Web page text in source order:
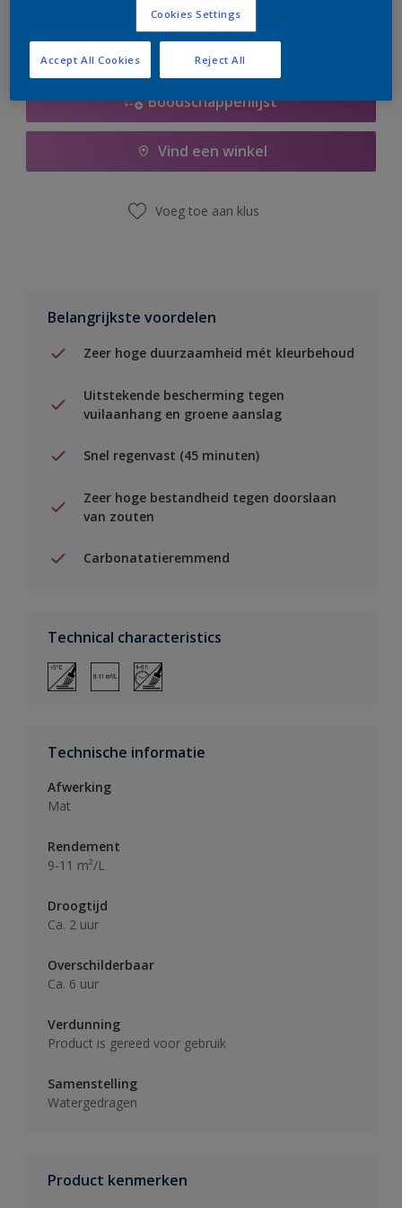
Boodschappenlijst
Vind een winkel
Voeg toe aan klus
Belangrijkste voordelen
Zeer hoge duurzaamheid mét kleurbehoud
Uitstekende bescherming tegen
vuilaanhang en groene aanslag
Snel regenvast (45 minuten)
Zeer hoge bestandheid tegen doorslaan
van zouten
Carbonatatieremmend
Technical characteristics
Technische informatie
Afwerking
Mat
Rendement
9-11 m²/L
Droogtijd
Ca. 2 uur
Overschilderbaar
Ca. 6 uur
Verdunning
Product is gereed voor gebruik
Samenstelling
Watergedragen
Product kenmerken
Cookies Settings
Reject All
Accept All Cookies